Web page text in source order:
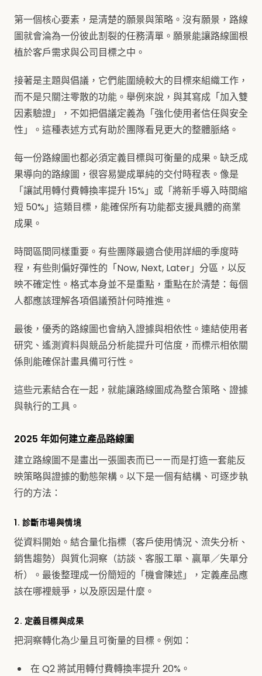
第一個核心要素，是清楚的願景與策略。沒有願景，路線
圖就會淪為一份彼此割裂的任務清單。願景能讓路線圖根
植於客戶需求與公司目標之中。
接著是主題與倡議，它們能圍繞較大的目標來組織工作，
而不是只關注零散的功能。舉例來說，與其寫成「加入雙
因素驗證」，不如把倡議定義為「強化使用者信任與安全
性」。這種表述方式有助於團隊看見更大的整體脈絡。
每一份路線圖也都必須定義目標與可衡量的成果。缺乏成
果導向的路線圖，很容易變成單純的交付時程表。像是
「讓試用轉付費轉換率提升 15%」或「將新手導入時間縮
短 50%」這類目標，能確保所有功能都支援具體的商業
成果。
時間區間同樣重要。有些團隊最適合使用詳細的季度時
程，有些則偏好彈性的「Now, Next, Later」分區，以反
映不確定性。格式本身並不是重點，重點在於清楚：每個
人都應該理解各項倡議預計何時推進。
最後，優秀的路線圖也會納入證據與相依性。連結使用者
研究、遙測資料與競品分析能提升可信度，而標示相依關
係則能確保計畫具備可行性。
這些元素結合在一起，就能讓路線圖成為整合策略、證據
與執行的工具。
2025 年如何建立產品路線圖
建立路線圖不是畫出一張圖表而已——而是打造一套能反
映策略與證據的動態架構。以下是一個有結構、可逐步執
行的方法：
1. 診斷市場與情境
從資料開始。結合量化指標（客戶使用情況、流失分析、
銷售趨勢）與質化洞察（訪談、客服工單、贏單／失單分
析）。最後整理成一份簡短的「機會陳述」，定義產品應
該在哪裡競爭，以及原因是什麼。
2. 定義目標與成果
把洞察轉化為少量且可衡量的目標。例如：
在 Q2 將試用轉付費轉換率提升 20%。